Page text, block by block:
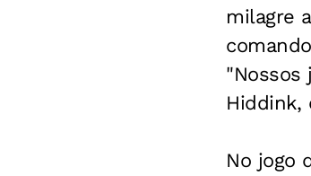
milagre
"Nossos
Hiddink,
No jogo